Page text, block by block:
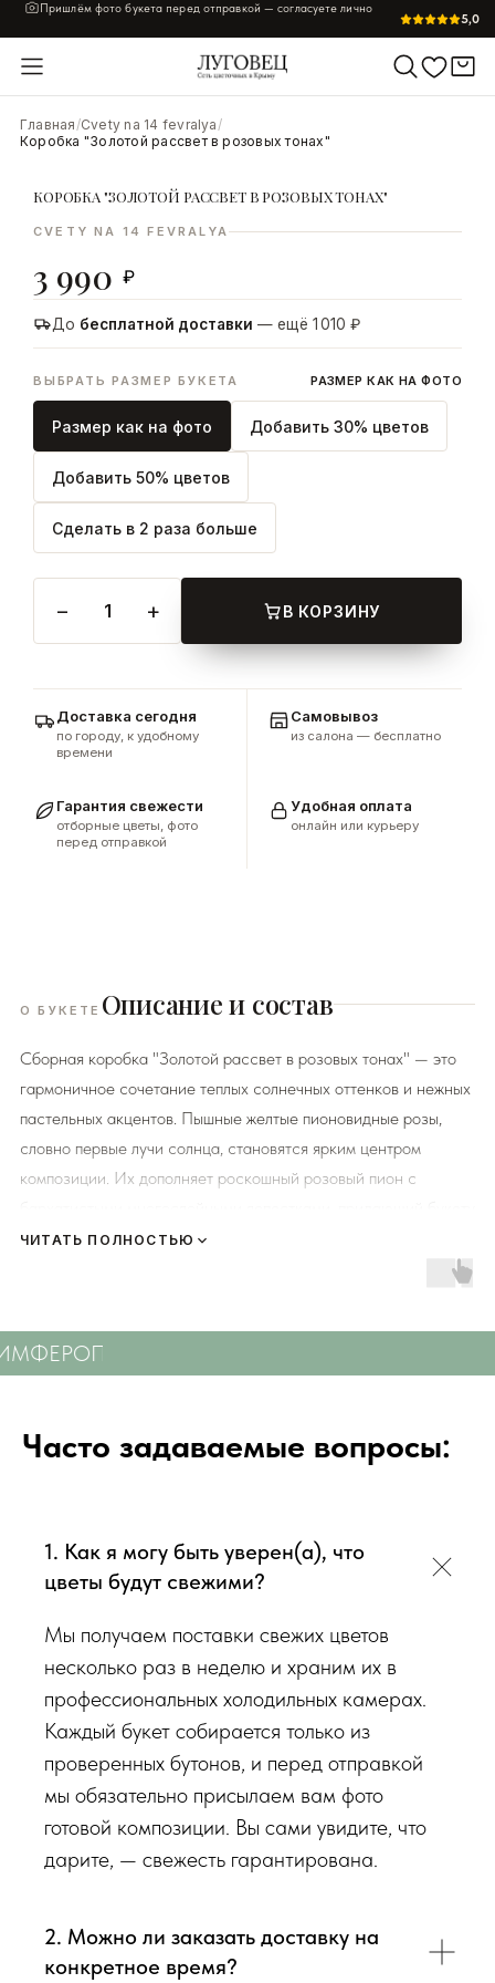
Пришлём фото букета перед отправкой — согласуете лично
5,0
Главная/Cvety na 14 fevralya/
Коробка "Золотой рассвет в розовых тонах"
УВЕЛИЧИТЬ
КОРОБКА "ЗОЛОТОЙ РАССВЕТ В РОЗОВЫХ ТОНАХ"
CVETY NA 14 FEVRALYA
3 990 ₽
До бесплатной доставки — ещё 1 010 ₽
ВЫБРАТЬ РАЗМЕР БУКЕТА РАЗМЕР КАК НА ФОТО
Размер как на фото Добавить 30% цветов
Добавить 50% цветов
Сделать в 2 раза больше
− 1 + В КОРЗИНУ
Доставка сегодня
по городу, к удобному
времени
Самовывоз
из салона — бесплатно
Гарантия свежести
отборные цветы, фото
перед отправкой
Удобная оплата
онлайн или курьеру
О БУКЕТЕ Описание и состав
Сборная коробка "Золотой рассвет в розовых тонах" — это
гармоничное сочетание теплых солнечных оттенков и нежных
пастельных акцентов. Пышные желтые пионовидные розы,
словно первые лучи солнца, становятся ярким центром
композиции. Их дополняет роскошный розовый пион с
объем и романтическое настроение.
воздушности и завершенности образу. Каждый элемент этой
композиции тщательно подобран, чтобы создать эффект
К каждому букету мы прикладываем правила по уходу за
Мы подходим к каждой доставке цветов индивидуально
исходя из ассортимента свежих цветов, которые есть в
определенный букет - Вы передаете нам ваши пожелания по
виду букета (Приблизительному размеру букета, цветовой
гаммы, формату), после заказа с Вами сразу свяжется наш
администратор для уточнения деталей заказа.
Перед тем как отправить букет на доставку мы
обязательно пришлем Вам на согласование фото и
флорист собрал для Вас.
ЧИТАТЬ ПОЛНОСТЬЮ
Часто задаваемые вопросы:
1. Как я могу быть уверен(а), что
цветы будут свежими?
Мы получаем поставки свежих цветов
несколько раз в неделю и храним их в
профессиональных холодильных камерах.
Каждый букет собирается только из
проверенных бутонов, и перед отправкой
мы обязательно присылаем вам фото
готовой композиции. Вы сами увидите, что
дарите, — свежесть гарантирована.
2. Можно ли заказать доставку на
конкретное время?